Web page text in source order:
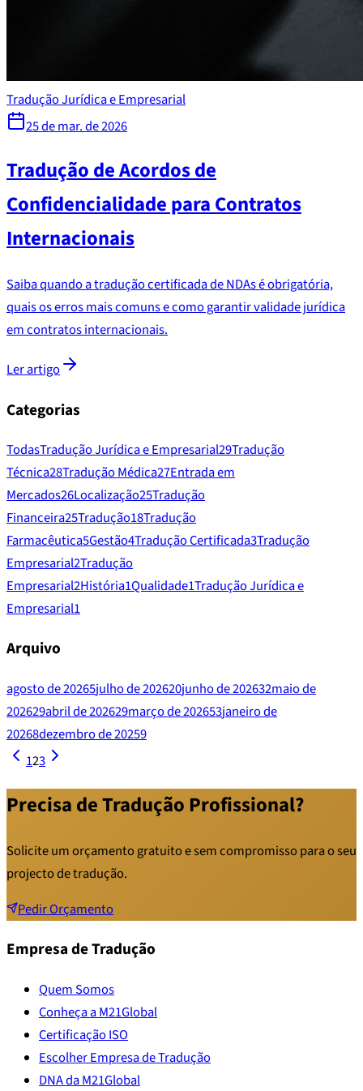
Tradução Jurídica e Empresarial
25 de mar. de 2026
Tradução de Acordos de
Confidencialidade para Contratos
Internacionais
Saiba quando a tradução certificada de NDAs é obrigatória,
quais os erros mais comuns e como garantir validade jurídica
em contratos internacionais.
Ler artigo
Categorias
TodasTradução Jurídica e Empresarial29Tradução
Técnica28Tradução Médica27Entrada em
Mercados26Localização25Tradução
Financeira25Tradução18Tradução
Farmacêutica5Gestão4Tradução Certificada3Tradução
Empresarial2Tradução
Empresarial2História1Qualidade1Tradução Jurídica e
Empresarial1
Arquivo
agosto de 20265julho de 202620junho de 202632maio de
202629abril de 202629março de 202653janeiro de
20268dezembro de 20259
123
Precisa de Tradução Profissional?
Solicite um orçamento gratuito e sem compromisso para o seu
projecto de tradução.
Pedir Orçamento
Empresa de Tradução
Quem Somos
Conheça a M21Global
Certificação ISO
Escolher Empresa de Tradução
DNA da M21Global